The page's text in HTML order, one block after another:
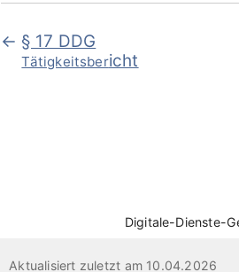
§ 17 DDG
Tätigkeitsbericht
Digitale-Dienste-
Aktualisiert zuletzt am 10.04.2026